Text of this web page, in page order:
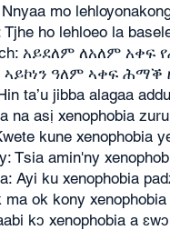
mo
Tjhe ho lehloeo la
አይደለም ለአለም አቀፍ
ኣይኮነን ዓለም ኣቀፍ ሕማቕ
ta’u jibba alagaa
na asị xenophobia
kune xenophobia
Tsia amin'ny
Ayi ku xenophobia
ma ok kony
kɔ xenophobia a